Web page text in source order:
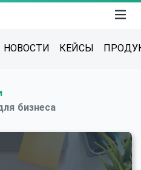
НОВОСТИ КЕЙСЫ
бизнеса